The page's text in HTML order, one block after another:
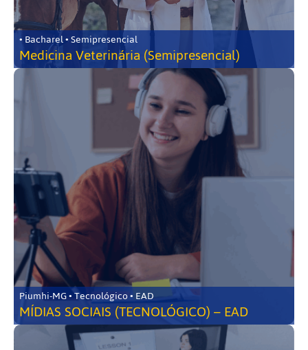
• Bacharel • Semipresencial
Medicina Veterinária (Semipresencial)
Piumhi-MG • Tecnológico • EAD
MÍDIAS SOCIAIS (TECNOLÓGICO) – EAD